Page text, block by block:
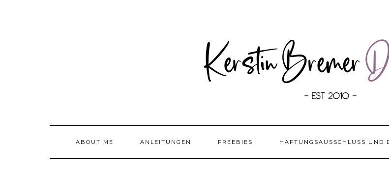
ABOUT ME ANLEITUNGEN FREEBIES HAFTUNGSAUSSCHLUSS UND